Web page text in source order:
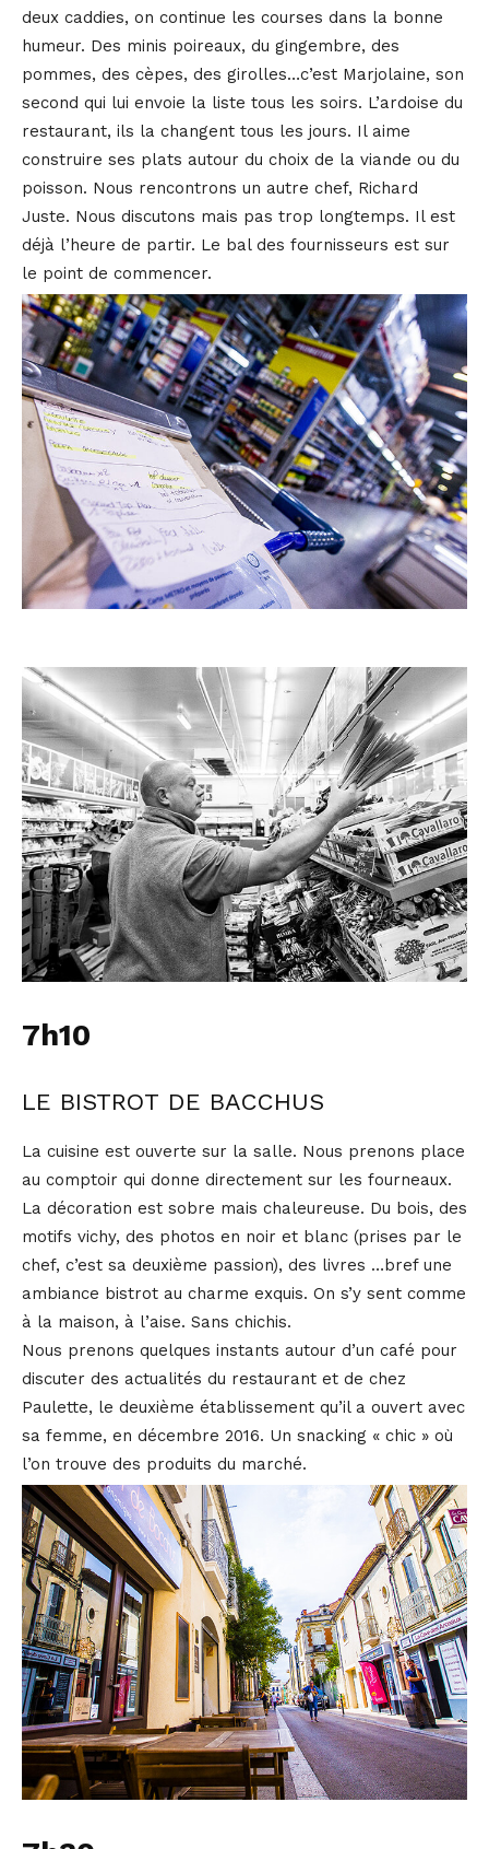
deux caddies, on continue les courses dans la bonne
humeur. Des minis poireaux, du gingembre, des
pommes, des cèpes, des girolles…c’est Marjolaine, son
second qui lui envoie la liste tous les soirs. L’ardoise du
restaurant, ils la changent tous les jours. Il aime
construire ses plats autour du choix de la viande ou du
poisson. Nous rencontrons un autre chef, Richard
Juste. Nous discutons mais pas trop longtemps. Il est
déjà l’heure de partir. Le bal des fournisseurs est sur
le point de commencer.
7h10
LE BISTROT DE BACCHUS
La cuisine est ouverte sur la salle. Nous prenons place
au comptoir qui donne directement sur les fourneaux.
La décoration est sobre mais chaleureuse. Du bois, des
motifs vichy, des photos en noir et blanc (prises par le
chef, c’est sa deuxième passion), des livres …bref une
ambiance bistrot au charme exquis. On s’y sent comme
à la maison, à l’aise. Sans chichis.
Nous prenons quelques instants autour d’un café pour
discuter des actualités du restaurant et de chez
Paulette, le deuxième établissement qu’il a ouvert avec
sa femme, en décembre 2016. Un snacking « chic » où
l’on trouve des produits du marché.